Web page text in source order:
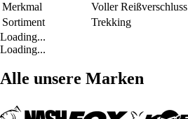
Merkmal
Voller Reißverschluss
Sortiment
Trekking
Loading...
Loading...
Alle unsere Marken